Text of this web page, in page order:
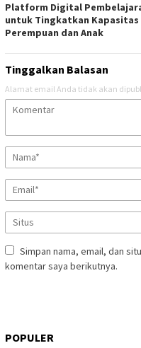
Platform Digital
untuk Tingkatkan Kapasitas
Perempuan dan Anak
Tinggalkan Balasan
Alamat email Anda tidak akan
Simpan nama, email, dan
komentar saya berikutnya.
POPULER